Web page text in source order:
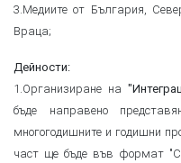
3.Медиите от България,
Враца;
Дейности:
1.Организиране на
бъде направено
многогодишните и годишни
част ще бъде във формат